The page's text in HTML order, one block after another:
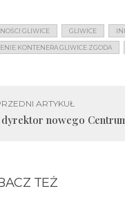
GLIWICE GLIWICE
KONTENERA GLIWICE ZGODA
ARTYKUŁ
dyrektor nowego
TEŻ